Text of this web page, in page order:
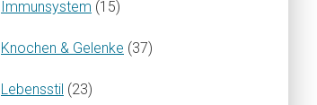
Immunsystem (15)
Knochen & Gelenke (37)
Lebensstil (23)